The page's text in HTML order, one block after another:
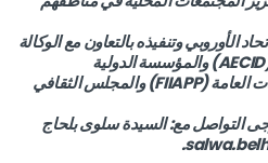
الأوروبي وتنفيذه بالتعاون مع الوكالة
الإسبانية للتعاون الدولي للتنمية (AECID) والمؤسسة الدولية
الإبيريكوأمريكية للإدارة والسياسات العامة (FIIAPP) والمجلس الثقافي
التواصل مع: السيدة سلوى بلحاج